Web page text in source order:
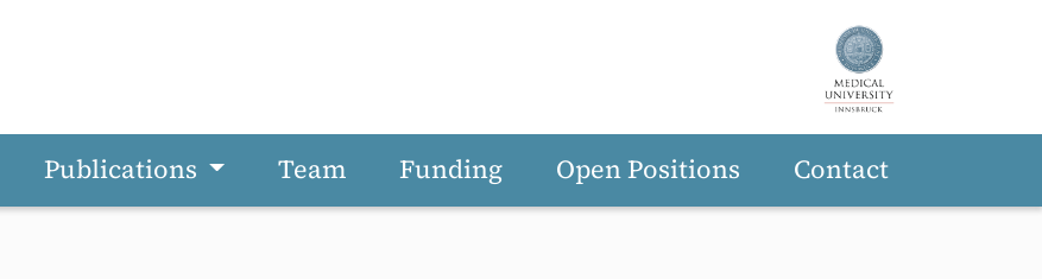
Publications Team Funding Open Positions Contact